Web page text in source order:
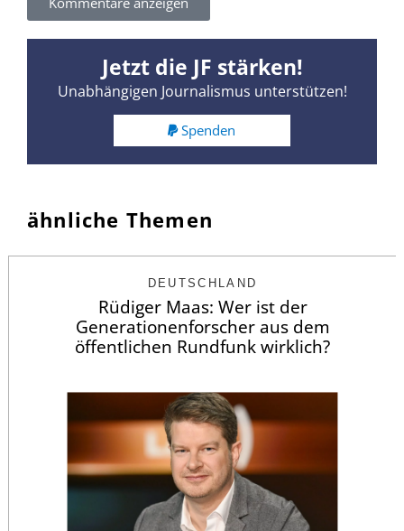
Jetzt die JF stärken!
Unabhängigen Journalismus unterstützen!
Spenden
ähnliche Themen
DEUTSCHLAND
Rüdiger Maas: Wer ist der
Generationenforscher aus dem
öffentlichen Rundfunk wirklich?